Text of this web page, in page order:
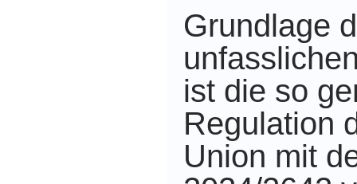
Grundlage
ist die so
Regulation
Union mit